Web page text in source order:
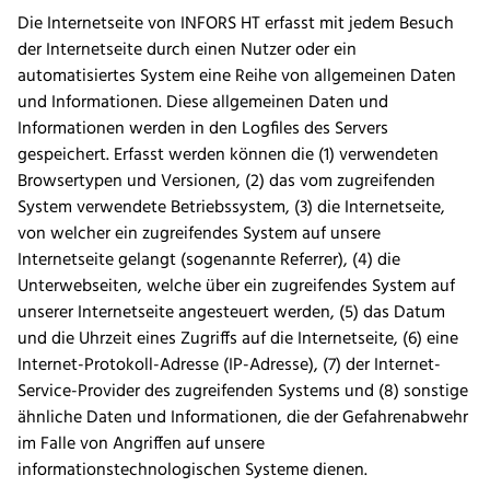
Die Internetseite von INFORS HT erfasst mit jedem Besuch
der Internetseite durch einen Nutzer oder ein
automatisiertes System eine Reihe von allgemeinen Daten
und Informationen. Diese allgemeinen Daten und
Informationen werden in den Logfiles des Servers
gespeichert. Erfasst werden können die (1) verwendeten
Browsertypen und Versionen, (2) das vom zugreifenden
System verwendete Betriebssystem, (3) die Internetseite,
von welcher ein zugreifendes System auf unsere
Internetseite gelangt (sogenannte Referrer), (4) die
Unterwebseiten, welche über ein zugreifendes System auf
unserer Internetseite angesteuert werden, (5) das Datum
und die Uhrzeit eines Zugriffs auf die Internetseite, (6) eine
Internet-Protokoll-Adresse (IP-Adresse), (7) der Internet-
Service-Provider des zugreifenden Systems und (8) sonstige
ähnliche Daten und Informationen, die der Gefahrenabwehr
im Falle von Angriffen auf unsere
informationstechnologischen Systeme dienen.